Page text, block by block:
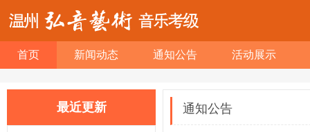
首页 新闻动态 通知公告 活动展示
最近更新 通知公告